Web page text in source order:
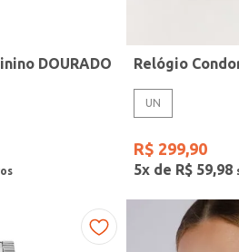
DOURADO Relógio
UN
R$ 299,90
5x de R$ 59,98